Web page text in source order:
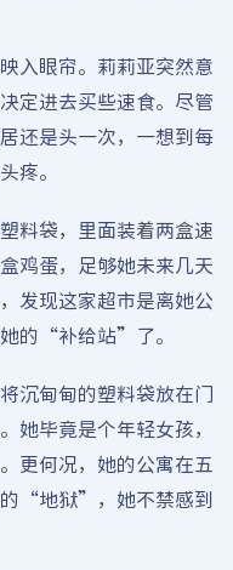
入眼帘。莉莉亚突然意
定进去买些速食。尽管
还是头一次，一想到每
疼。
料袋，里面装着两盒速
鸡蛋，足够她未来几天
发现这家超市是离她公
的“补给站”了。
沉甸甸的塑料袋放在门
她毕竟是个年轻女孩，
更何况，她的公寓在五
“地狱”，她不禁感到